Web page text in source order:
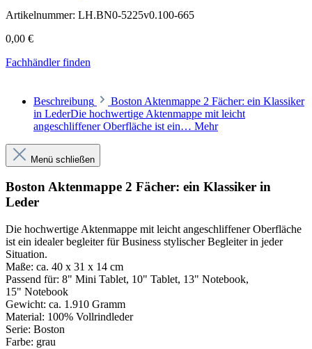
Artikelnummer: LH.BN0-5225v0.100-665
0,00 €
Fachhändler finden
Beschreibung
Boston Aktenmappe 2 Fächer: ein Klassiker
in LederDie hochwertige Aktenmappe mit leicht
angeschliffener Oberfläche ist ein… Mehr
Menü schließen
Boston Aktenmappe 2 Fächer: ein Klassiker in
Leder
Die hochwertige Aktenmappe mit leicht angeschliffener Oberfläche
ist ein idealer begleiter für Business stylischer Begleiter in jeder
Situation.
Maße: ca. 40 x 31 x 14 cm
Passend für: 8" Mini Tablet, 10" Tablet, 13" Notebook,
15" Notebook
Gewicht: ca. 1.910 Gramm
Material: 100% Vollrindleder
Serie: Boston
Farbe: grau